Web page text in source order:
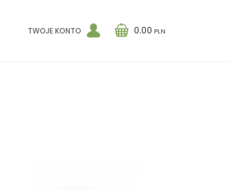
TWOJE KONTO 0.00 PLN